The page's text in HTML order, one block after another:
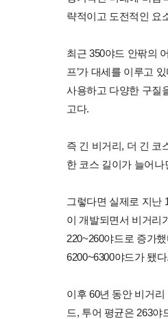
략적이고 도전적인 요
최근 350야드 안팎의
프’가 대세를 이루고
사용하고 다양한 구질
고다.
즉 긴 비거리, 더 긴 코
한 코스 길이가 늘어
그렇다면 실제로 지난
이 개발되면서 비거리
220~260야드로 증가
6200~6300야드가 됐다.
이후 60년 동안 비거
드, 투어 평균은 263야